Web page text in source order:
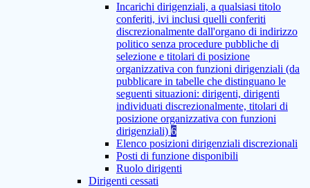
Incarichi dirigenziali, a qualsiasi titolo
conferiti, ivi inclusi quelli conferiti
discrezionalmente dall'organo di indirizzo
politico senza procedure pubbliche di
selezione e titolari di posizione
organizzativa con funzioni dirigenziali (da
pubblicare in tabelle che distinguano le
seguenti situazioni: dirigenti, dirigenti
individuati discrezionalmente, titolari di
posizione organizzativa con funzioni
dirigenziali) 6
Elenco posizioni dirigenziali discrezionali
Posti di funzione disponibili
Ruolo dirigenti
Dirigenti cessati